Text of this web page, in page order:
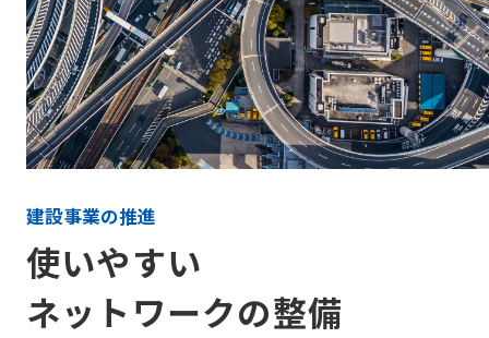
建設事業の推進
使いやすい
ネットワークの整備